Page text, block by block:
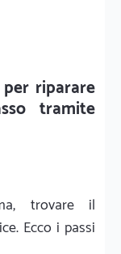
riparare
tramite
trovare il
Ecco i passi